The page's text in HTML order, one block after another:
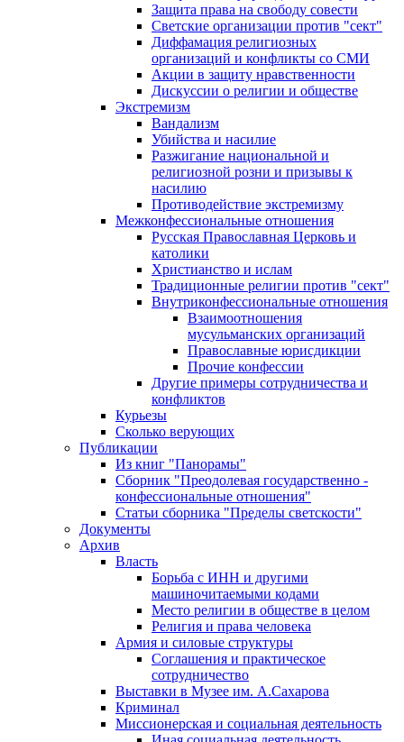
Защита права на свободу совести
Светские организации против "сект"
Диффамация религиозных
организаций и конфликты со СМИ
Акции в защиту нравственности
Дискуссии о религии и обществе
Экстремизм
Вандализм
Убийства и насилие
Разжигание национальной и
религиозной розни и призывы к
насилию
Противодействие экстремизму
Межконфессиональные отношения
Русская Православная Церковь и
католики
Христианство и ислам
Традиционные религии против "сект"
Внутриконфессиональные отношения
Взаимоотношения
мусульманских организаций
Православные юрисдикции
Прочие конфессии
Другие примеры сотрудничества и
конфликтов
Курьезы
Сколько верующих
Публикации
Из книг "Панорамы"
Сборник "Преодолевая государственно -
конфессиональные отношения"
Статьи сборника "Пределы светскости"
Документы
Архив
Власть
Борьба с ИНН и другими
машиночитаемыми кодами
Место религии в обществе в целом
Религия и права человека
Армия и силовые структуры
Соглашения и практическое
сотрудничество
Выставки в Музее им. А.Сахарова
Криминал
Миссионерская и социальная деятельность